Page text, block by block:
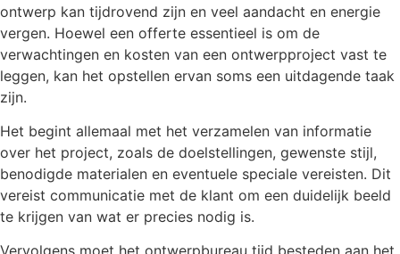
ontwerp kan tijdrovend zijn en veel aandacht en energie
vergen. Hoewel een offerte essentieel is om de
verwachtingen en kosten van een ontwerpproject vast te
leggen, kan het opstellen ervan soms een uitdagende taak
zijn.
Het begint allemaal met het verzamelen van informatie
over het project, zoals de doelstellingen, gewenste stijl,
benodigde materialen en eventuele speciale vereisten. Dit
vereist communicatie met de klant om een duidelijk beeld
te krijgen van wat er precies nodig is.